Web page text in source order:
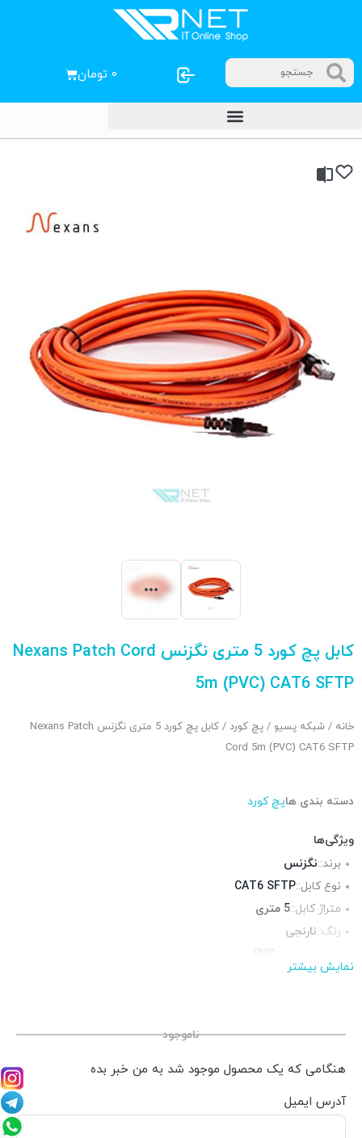
۰ تومان
کابل پچ کورد 5 متری نگزنس Nexans Patch Cord
5m (PVC) CAT6 SFTP
خانه / شبکه پسیو / پچ کورد
/ کابل پچ کورد 5 متری نگزنس Nexans Patch
Cord 5m (PVC) CAT6 SFTP
دسته بندی هاپچ کورد
ویژگی‌ها
برند::نگزنس
نوع کابل::CAT6 SFTP
متراژ کابل::5 متری
رنگ::نارنجی
PVC
روکش فویل::
نمایش بیشتر
ناموجود
هنگامی که یک محصول موجود شد به من خبر بده
آدرس ایمیل